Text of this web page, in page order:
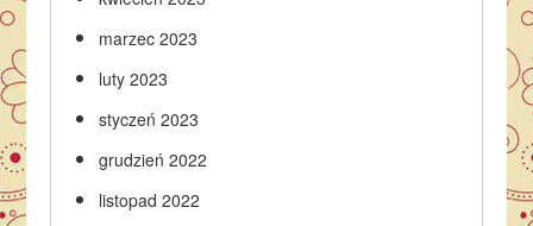
marzec 2023
luty 2023
styczeń 2023
grudzień 2022
listopad 2022